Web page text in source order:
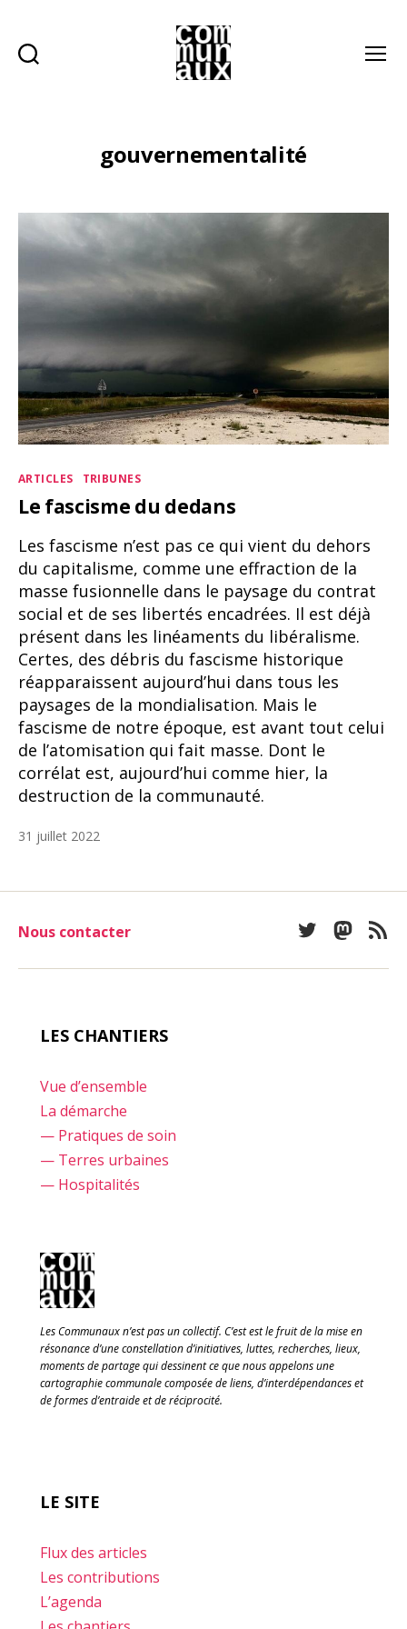
gouvernementalité
Catégories
ARTICLES TRIBUNES
Le fascisme du dedans
Les fascisme n’est pas ce qui vient du dehors
du capitalisme, comme une effraction de la
masse fusionnelle dans le paysage du contrat
social et de ses libertés encadrées. Il est déjà
présent dans les linéaments du libéralisme.
Certes, des débris du fascisme historique
réapparaissent aujourd’hui dans tous les
paysages de la mondialisation. Mais le
fascisme de notre époque, est avant tout celui
de l’atomisation qui fait masse. Dont le
corrélat est, aujourd’hui comme hier, la
destruction de la communauté.
31 juillet 2022
Nous contacter Twitter
LES CHANTIERS
Vue d’ensemble
La démarche
— Pratiques de soin
— Terres urbaines
— Hospitalités
Les Communaux n’est pas un collectif. C’est est le fruit de la mise en
résonance d’une constellation d’initiatives, luttes, recherches, lieux,
moments de partage qui dessinent ce que nous appelons une
cartographie communale composée de liens, d’interdépendances et
de formes d’entraide et de réciprocité.
LE SITE
Flux des articles
Les contributions
L’agenda